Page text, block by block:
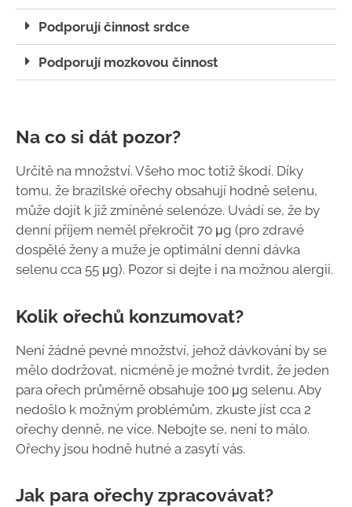
Podporují činnost srdce
Podporují mozkovou činnost
Na co si dát pozor?
Určitě na množství. Všeho moc totiž škodí. Díky
tomu, že brazilské ořechy obsahují hodně selenu,
může dojít k již zmíněné selenóze. Uvádí se, že by
denní příjem neměl překročit 70 μg (pro zdravé
dospělé ženy a muže je optimální denní dávka
selenu cca 55 μg). Pozor si dejte i na možnou alergii.
Kolik ořechů konzumovat?
Není žádné pevné množství, jehož dávkování by se
mělo dodržovat, nicméně je možné tvrdit, že jeden
para ořech průměrně obsahuje 100 μg selenu. Aby
nedošlo k možným problémům, zkuste jíst cca 2
ořechy denně, ne více. Nebojte se, není to málo.
Ořechy jsou hodně hutné a zasytí vás.
Jak para ořechy zpracovávat?